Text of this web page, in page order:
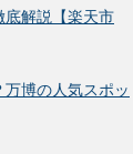
底解説【楽天市
博の人気スポッ